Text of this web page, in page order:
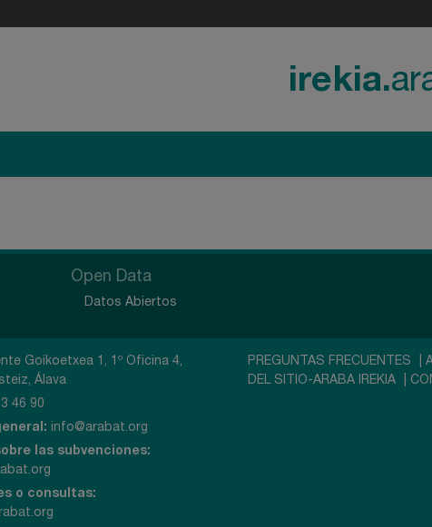
irekia.
Open Data
Datos Abiertos
Goikoetxea 1, 1º Oficina 4,
Álava
46 90
info@arabat.org
las subvenciones:
o consultas:
PREGUNTAS FRECUENTES
DEL SITIO-ARABA IREKIA